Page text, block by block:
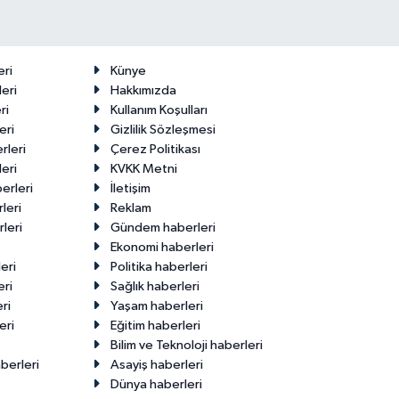
Künye
Hakkımızda
Kullanım Koşulları
Gizlilik Sözleşmesi
Çerez Politikası
KVKK Metni
İletişim
Reklam
Gündem haberleri
Ekonomi haberleri
Politika haberleri
Sağlık haberleri
Yaşam haberleri
Eğitim haberleri
Bilim ve Teknoloji haberleri
Asayiş haberleri
Dünya haberleri